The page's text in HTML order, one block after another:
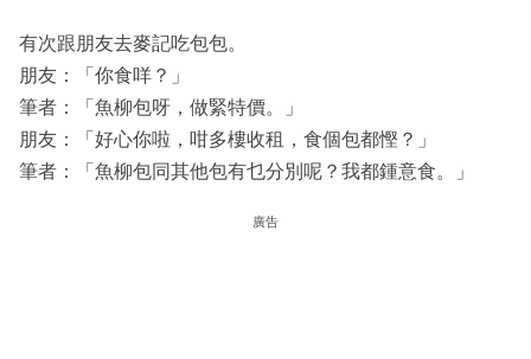
有次跟朋友去麥記吃包包。
朋友：「你食咩？」
筆者：「魚柳包呀，做緊特價。」
朋友：「好心你啦，咁多樓收租，食個包都慳？」
筆者：「魚柳包同其他包有乜分別呢？我都鍾意食。」
廣告